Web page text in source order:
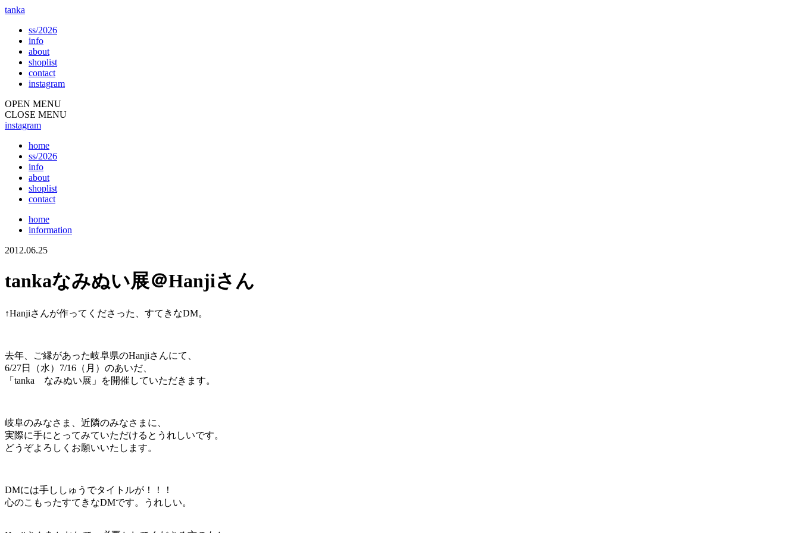
tanka
ss/2026
info
about
shoplist
contact
instagram
OPEN MENU
CLOSE MENU
instagram
home
ss/2026
info
about
shoplist
contact
home
information
2012.06.25
tankaなみぬい展＠Hanjiさん
↑Hanjiさんが作ってくださった、すてきなDM。
去年、ご縁があった岐阜県のHanjiさんにて、
6/27日（水）7/16（月）のあいだ、
「tanka なみぬい展」を開催していただきます。
岐阜のみなさま、近隣のみなさまに、
実際に手にとってみていただけるとうれしいです。
どうぞよろしくお願いいたします。
DMには手ししゅうでタイトルが！！！
心のこもったすてきなDMです。うれしい。